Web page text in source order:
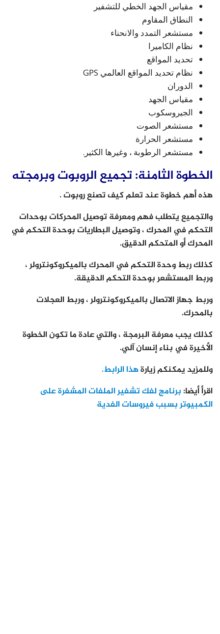
مقياس الجهد الخطي للتشفير
النطاق المقاوم
مستشعر التمدد والانحناء
نظام الكاميرا
تحديد المواقع
نظام تحديد المواقع العالمي GPS
الدوران
مقياس الجهد
الجيروسكوب
مستشعر الصوت
مستشعر الحرارة
مستشعر الرطوبة ، وغيرها الكثير.
الخطوة الثامنة: تجميع الروبوت وبرمجته
هذه أهم خطوة عند تعلم كيف تصنع روبوت .
والتجميع يتطلب فهم ومعرفة توصيل المحركات بوحدات
التحكم في المحرك ، وتوصيل البطاريات بوحدة التحكم في
المحرك أو المتحكم الدقيق.
كذلك ربط وحدة التحكم في المحرك بالميكروكونترولر ،
وربط المستشعر بوحدة التحكم الدقيقة.
وربط جهاز الاتصال بالميكروكونترولر ، وربط العجلات
بالمحرك.
كذلك يجب معرفة البرمجة ، والتي عادة ما تكون الخطوة
الأخيرة في بناء إنسان آلي.
وللمزيد يمكنكم زيارةهذا الرابط.
اقرأ أيضا: برنامج لفك تشفير الملفات المشفرة على
الكمبيوتر بسبب فيروسات الفدية